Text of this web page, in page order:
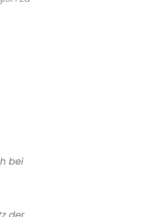
bei